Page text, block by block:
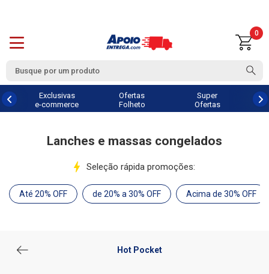
0
Exclusivas
e-commerce
Ofertas
Folheto
Super
Ofertas
Lanches e massas congelados
Seleção rápida promoções:
Até 20% OFF de 20% a 30% OFF Acima de 30% OFF
Hot Pocket